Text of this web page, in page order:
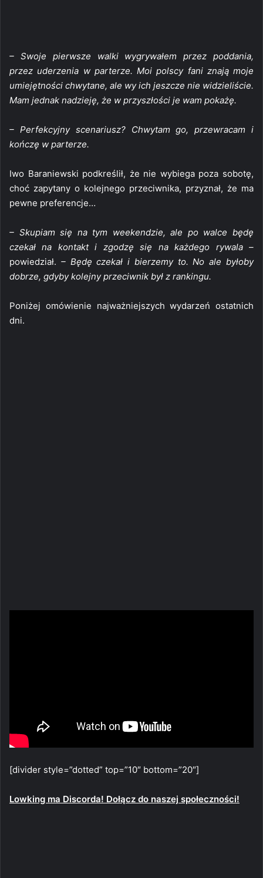
– Swoje pierwsze walki wygrywałem przez poddania,
przez uderzenia w parterze. Moi polscy fani znają moje
umiejętności chwytane, ale wy ich jeszcze nie widzieliście.
Mam jednak nadzieję, że w przyszłości je wam pokażę.
– Perfekcyjny scenariusz? Chwytam go, przewracam i
kończę w parterze.
Iwo Baraniewski podkreślił, że nie wybiega poza sobotę,
choć zapytany o kolejnego przeciwnika, przyznał, że ma
pewne preferencje…
– Skupiam się na tym weekendzie, ale po walce będę
czekał na kontakt i zgodzę się na każdego rywala –
powiedział. – Będę czekał i bierzemy to. No ale byłoby
dobrze, gdyby kolejny przeciwnik był z rankingu.
Poniżej omówienie najważniejszych wydarzeń ostatnich
dni.
[divider style=”dotted” top=”10″ bottom=”20″]
Lowking ma Discorda! Dołącz do naszej społeczności!